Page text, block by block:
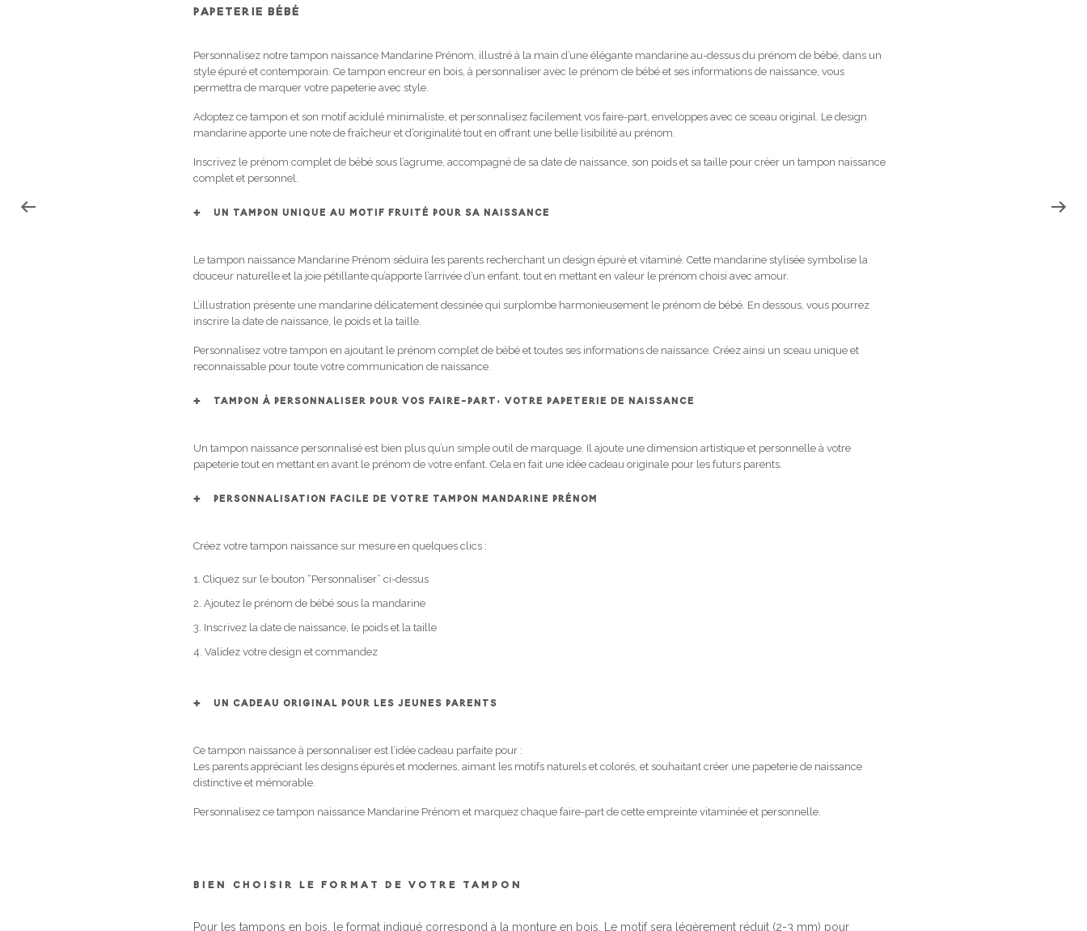
PAPETERIE BÉBÉ
Personnalisez notre tampon naissance Mandarine Prénom, illustré à la main d’une élégante mandarine au-dessus du prénom de bébé, dans un
style épuré et contemporain. Ce tampon encreur en bois, à personnaliser avec le prénom de bébé et ses informations de naissance, vous
permettra de marquer votre papeterie avec style.
Adoptez ce tampon et son motif acidulé minimaliste, et personnalisez facilement vos faire-part, enveloppes avec ce sceau original. Le design
mandarine apporte une note de fraîcheur et d’originalité tout en offrant une belle lisibilité au prénom.
Inscrivez le prénom complet de bébé sous l’agrume, accompagné de sa date de naissance, son poids et sa taille pour créer un tampon naissance
complet et personnel.
UN TAMPON UNIQUE AU MOTIF FRUITÉ POUR SA NAISSANCE
Le tampon naissance Mandarine Prénom séduira les parents recherchant un design épuré et vitaminé. Cette mandarine stylisée symbolise la
douceur naturelle et la joie pétillante qu’apporte l’arrivée d’un enfant, tout en mettant en valeur le prénom choisi avec amour.
L’illustration présente une mandarine délicatement dessinée qui surplombe harmonieusement le prénom de bébé. En dessous, vous pourrez
inscrire la date de naissance, le poids et la taille.
Personnalisez votre tampon en ajoutant le prénom complet de bébé et toutes ses informations de naissance. Créez ainsi un sceau unique et
reconnaissable pour toute votre communication de naissance.
TAMPON À PERSONNALISER POUR VOS FAIRE-PART, VOTRE PAPETERIE DE NAISSANCE
Un tampon naissance personnalisé est bien plus qu’un simple outil de marquage. Il ajoute une dimension artistique et personnelle à votre
papeterie tout en mettant en avant le prénom de votre enfant. Cela en fait une idée cadeau originale pour les futurs parents.
PERSONNALISATION FACILE DE VOTRE TAMPON MANDARINE PRÉNOM
Créez votre tampon naissance sur mesure en quelques clics :
Cliquez sur le bouton “Personnaliser” ci-dessus
Ajoutez le prénom de bébé sous la mandarine
Inscrivez la date de naissance, le poids et la taille
Validez votre design et commandez
UN CADEAU ORIGINAL POUR LES JEUNES PARENTS
Ce tampon naissance à personnaliser est l’idée cadeau parfaite pour :
Les parents appréciant les designs épurés et modernes, aimant les motifs naturels et colorés, et souhaitant créer une papeterie de naissance
distinctive et mémorable.
Personnalisez ce tampon naissance Mandarine Prénom et marquez chaque faire-part de cette empreinte vitaminée et personnelle.
BIEN CHOISIR LE FORMAT DE VOTRE TAMPON
Pour les tampons en bois, le format indiqué correspond à la monture en bois. Le motif sera légèrement réduit (2-3 mm) pour